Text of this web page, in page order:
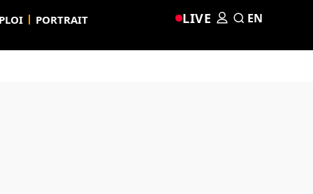
PORTRAIT LIVE EN